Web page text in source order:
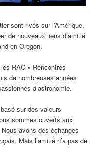
sont rivés sur l’Amérique,
de nouveaux liens d’amitié
en Oregon.
RAC « Rencontres
de nombreuses années
d’astronomie.
sur des valeurs
sommes ouverts aux
avons des échanges
Mais l’amitié n’a pas de